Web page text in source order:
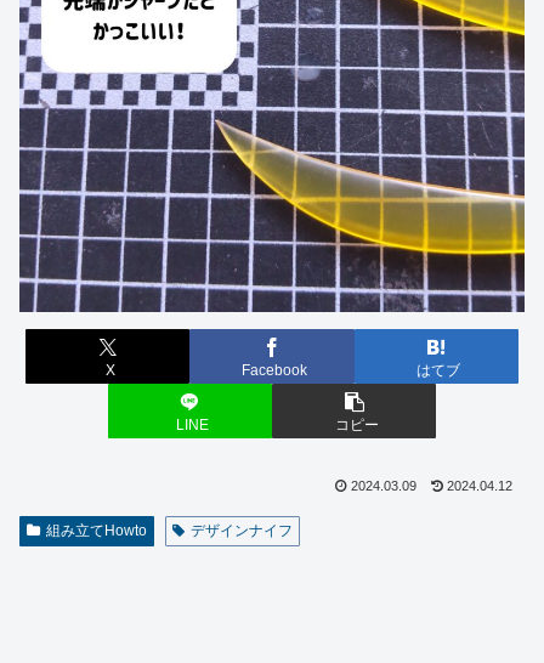
X Facebook はてブ
LINE コピー
2024.03.09 2024.04.12
組み立てHowto デザインナイフ